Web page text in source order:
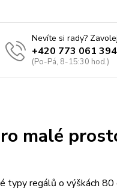
Nevíte si rady?
+420 773 061 394
(Po-Pá, 8-15:30 hod.)
malé
typy regálů o výškách